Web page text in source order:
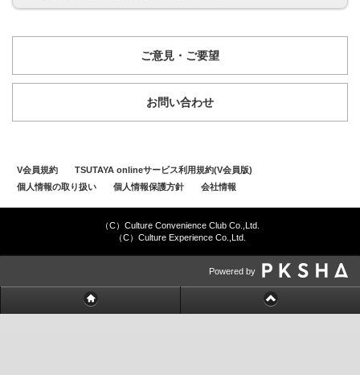
ご意見・ご要望
お問い合わせ
V会員規約
TSUTAYA onlineサービス利用規約(V会員版)
個人情報の取り扱い
個人情報保護方針 会社情報
（C）Culture Convenience Club Co.,Ltd.
（C）Culture Experience Co.,Ltd.
Powered by